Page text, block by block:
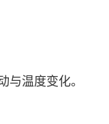
温度变化。